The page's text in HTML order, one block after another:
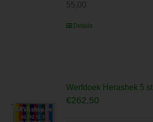
55,00
Details
Werfdoek Herashek 5 st
€262,50